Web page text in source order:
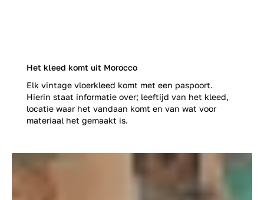
Het kleed komt uit Morocco
Elk vintage vloerkleed komt met een paspoort.
Hierin staat informatie over; leeftijd van het kleed,
locatie waar het vandaan komt en van wat voor
materiaal het gemaakt is.